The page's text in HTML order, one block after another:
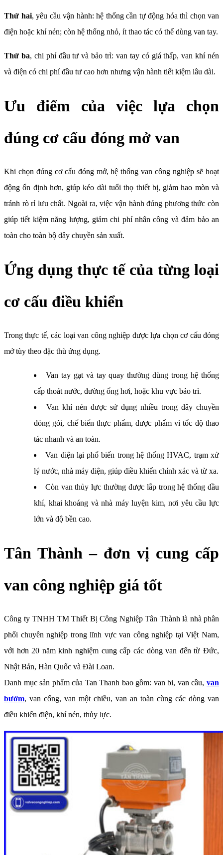
Thứ hai, yêu cầu vận hành: hệ thống cần tự động hóa thì chọn van
điện hoặc khí nén; còn hệ thống nhỏ, ít thao tác có thể dùng van tay.
Thứ ba, chi phí đầu tư và bảo trì: van tay có giá thấp, van khí nén
và điện có chi phí đầu tư cao hơn nhưng vận hành tiết kiệm lâu dài.
Ưu điểm của việc lựa chọn
đúng cơ cấu đóng mở van
Khi chọn đúng cơ cấu đóng mở, hệ thống van công nghiệp sẽ hoạt
động ổn định hơn, giúp kéo dài tuổi thọ thiết bị, giảm hao mòn và
tránh rò rỉ lưu chất. Ngoài ra, việc vận hành đúng phương thức còn
giúp tiết kiệm năng lượng, giảm chi phí nhân công và đảm bảo an
toàn cho toàn bộ dây chuyền sản xuất.
Ứng dụng thực tế của từng loại
cơ cấu điều khiển
Trong thực tế, các loại van công nghiệp được lựa chọn cơ cấu đóng
mở tùy theo đặc thù ứng dụng.
Van tay gạt và tay quay thường dùng trong hệ thống
cấp thoát nước, đường ống hơi, hoặc khu vực bảo trì.
Van khí nén được sử dụng nhiều trong dây chuyền
đóng gói, chế biến thực phẩm, dược phẩm vì tốc độ thao
tác nhanh và an toàn.
Van điện lại phổ biến trong hệ thống HVAC, trạm xử
lý nước, nhà máy điện, giúp điều khiển chính xác và từ xa.
Còn van thủy lực thường được lắp trong hệ thống dầu
khí, khai khoáng và nhà máy luyện kim, nơi yêu cầu lực
lớn và độ bền cao.
Tân Thành – đơn vị cung cấp
van công nghiệp giá tốt
Công ty TNHH TM Thiết Bị Công Nghiệp Tân Thành là nhà phân
phối chuyên nghiệp trong lĩnh vực van công nghiệp tại Việt Nam,
với hơn 20 năm kinh nghiệm cung cấp các dòng van đến từ Đức,
Nhật Bản, Hàn Quốc và Đài Loan.
Danh mục sản phẩm của Tan Thanh bao gồm: van bi, van cầu, van
bướm, van cổng, van một chiều, van an toàn cùng các dòng van
điều khiển điện, khí nén, thủy lực.